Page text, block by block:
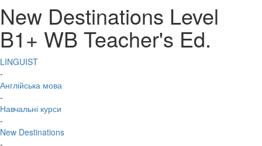
New Destinations Level
B1+ WB Teacher's Ed.
LINGUIST
-
Англійська мова
-
Навчальні курси
-
New Destinations
-